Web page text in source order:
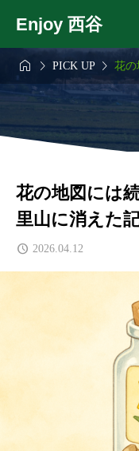
Enjoy 西谷
  PICK UP  花の
花の地図には
里山に消えた
2026.04.12